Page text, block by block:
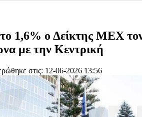
1,6% ο Δείκτης ΜΕΧ
με την Κεντρική
στις: 12-06-2026 13:56